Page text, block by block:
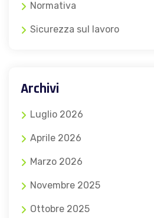
Normativa
Sicurezza sul lavoro
Archivi
Luglio 2026
Aprile 2026
Marzo 2026
Novembre 2025
Ottobre 2025